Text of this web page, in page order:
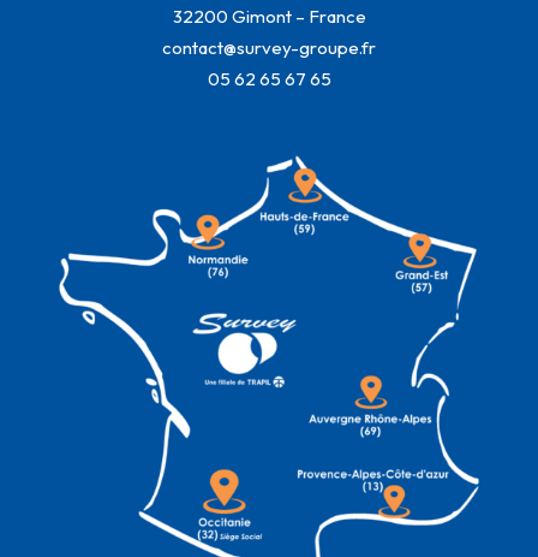
32200 Gimont – France
contact@survey-groupe.fr
05 62 65 67 65